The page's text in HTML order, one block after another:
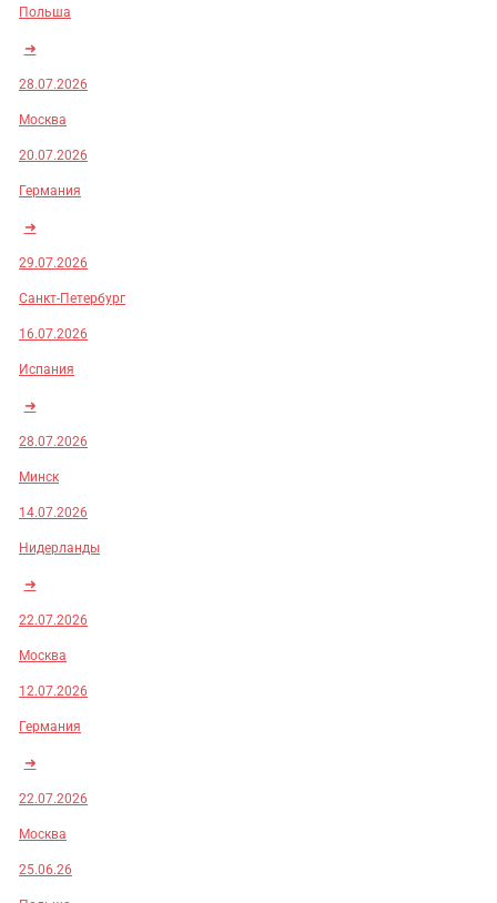
Польша
➜
28.07.2026
Москва
20.07.2026
Германия
➜
29.07.2026
Санкт-Петербург
16.07.2026
Испания
➜
28.07.2026
Минск
14.07.2026
Нидерланды
➜
22.07.2026
Москва
12.07.2026
Германия
➜
22.07.2026
Москва
25.06.26